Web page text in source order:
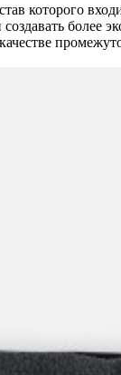
которого
создавать